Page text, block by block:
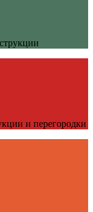
и перегородки